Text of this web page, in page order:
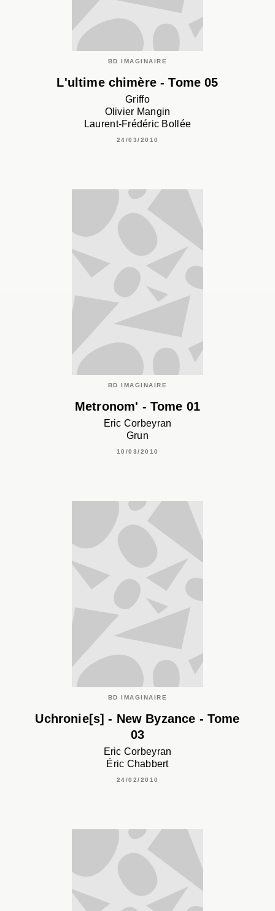
BD IMAGINAIRE
L'ultime chimère - Tome 05
Griffo
Olivier Mangin
Laurent-Frédéric Bollée
24/03/2010
BD IMAGINAIRE
Metronom' - Tome 01
Eric Corbeyran
Grun
10/03/2010
BD IMAGINAIRE
Uchronie[s] - New Byzance - Tome
03
Eric Corbeyran
Éric Chabbert
24/02/2010